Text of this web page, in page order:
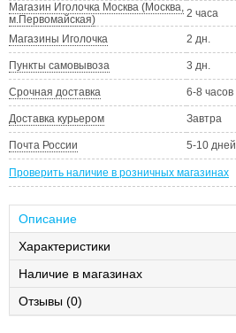
Магазин Иголочка Москва (Москва,
м.Первомайская)
2 часа
Магазины Иголочка 2 дн.
Пункты самовывоза 3 дн.
Срочная доставка 6-8 часов
Доставка курьером Завтра
Почта России 5-10 дней
Проверить наличие в розничных магазинах
Описание
Характеристики
Наличие в магазинах
Отзывы (0)